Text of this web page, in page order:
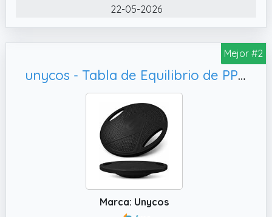
contener hasta 70 kg (154 libras). Adecuado
segura y cómoda, ya sea que esté descalzo
o que use zapatos. Dos tiras y tapones en la
parte inferior mejoran la seguridad durante
los entrenamientos.
22-05-2026
Mejor #2
unycos - Tabla de Equilibrio de PP con Asas y Superficie Antideslizante Ø41, Fitness y Rehabilitación (Negro)
Marca: Unycos